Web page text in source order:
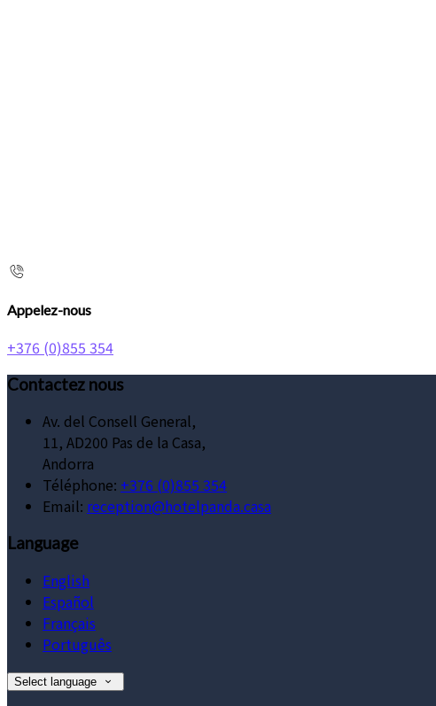
Appelez-nous
+376 (0)855 354
Contactez nous
Av. del Consell General,
11, AD200 Pas de la Casa,
Andorra
Téléphone: +376 (0)855 354
Email: reception@hotelpanda.casa
Language
English
Español
Français
Português
Select language